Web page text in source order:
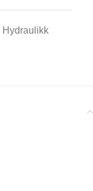
Hydraulikk